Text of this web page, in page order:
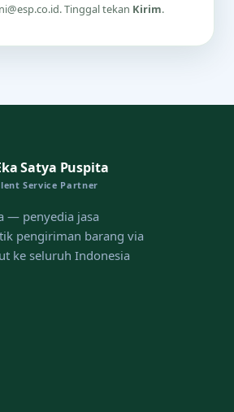
Tinggal tekan Kirim.
Satya Puspita
Service Partner
— penyedia jasa
pengiriman barang via
ke seluruh Indonesia